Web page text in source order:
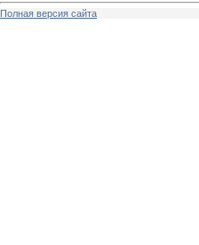
Полная версия сайта